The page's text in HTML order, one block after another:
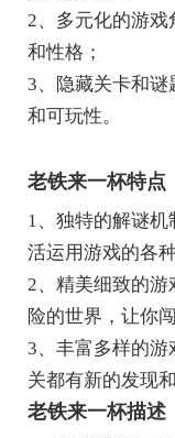
2、多元化的游
和性格；
3、隐藏关卡和
和可玩性。
老铁来一杯特点
1、独特的解谜机
活运用游戏的各
2、精美细致的
险的世界，让你
3、丰富多样的
关都有新的发现和
老铁来一杯描述